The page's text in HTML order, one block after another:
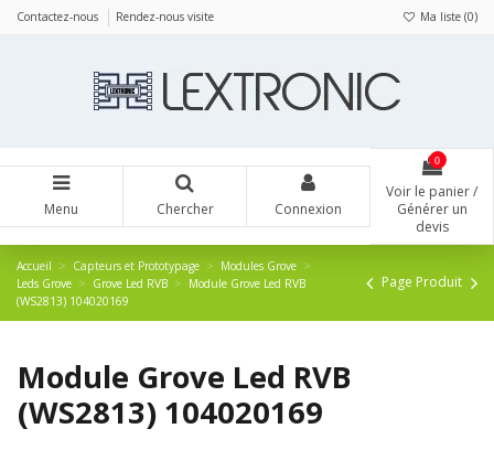
Contactez-nous Rendez-nous visite Ma liste (0)
Menu Chercher Connexion
0
Voir le panier /
Générer un
devis
Accueil Capteurs et Prototypage
Modules Grove
Leds Grove
Grove Led RVB
Module Grove Led RVB
(WS2813) 104020169
Page Produit
Module Grove Led RVB
(WS2813) 104020169
Panneau de gestion des cookies